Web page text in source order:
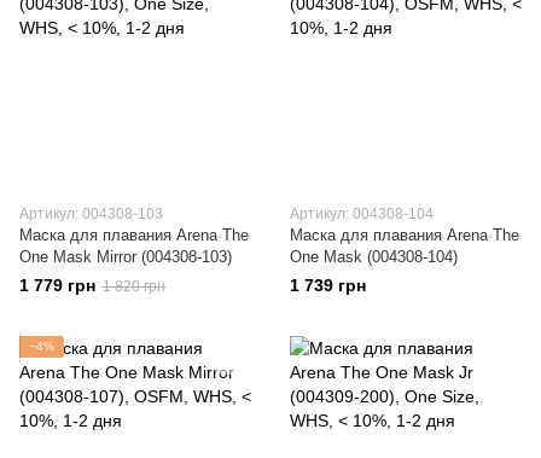
Артикул: 004308-103
Маска для плавания Arena The
One Mask Mirror (004308-103)
1 779 грн 1 820 грн
Артикул: 004308-104
Маска для плавания Arena The
One Mask (004308-104)
1 739 грн
−4%